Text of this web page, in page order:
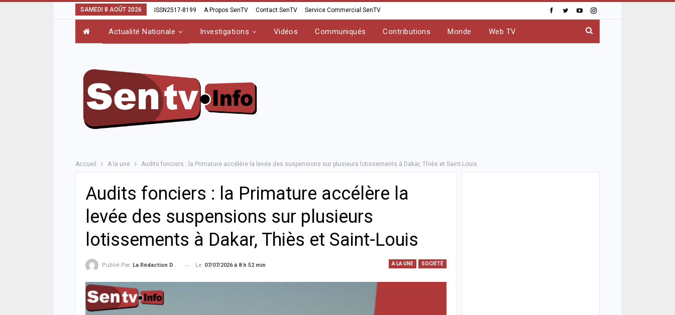
SAMEDI 8 AOÛT 2026 ISSN2517-8199 A Propos SenTV Contact SenTV Service Commercial SenTV
Actualité Nationale Investigations Vidéos Communiqués Contributions Monde Web TV
Accueil A la une Audits fonciers : la Primature accélère la levée des suspensions sur plusieurs lotissements à Dakar, Thiès et Saint-Louis
Audits fonciers : la Primature accélère la
levée des suspensions sur plusieurs
lotissements à Dakar, Thiès et Saint-Louis
A LA UNE SOCIÉTÉ
Publié Par La Rédaction De La SenTV.info Le 07/07/2026 à 8 h 52 min